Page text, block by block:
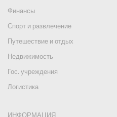
Финансы
Спорт и развлечение
Путешествие и отдых
Недвижимость
Гос. учреждения
Логистика
ИНФОРМАЦИЯ